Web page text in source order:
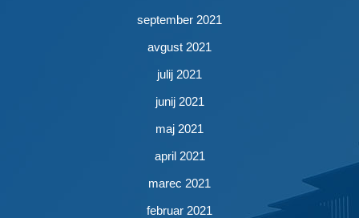
september 2021
avgust 2021
julij 2021
junij 2021
maj 2021
april 2021
marec 2021
februar 2021